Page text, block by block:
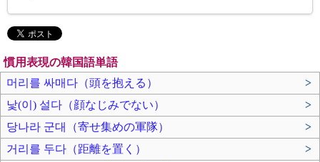
慣用表現の韓国語単語
머리를 싸매다（頭を抱える）
>
낯(이) 설다（顔なじみでない）
>
당나라 군대（寄せ集めの軍隊）
>
거리를 두다（距離を置く）
>